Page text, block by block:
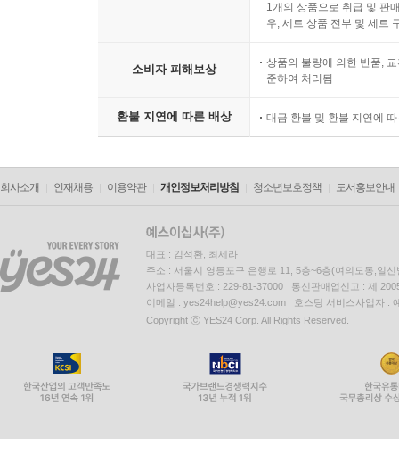
1개의 상품으로 취급 및 판
우, 세트 상품 전부 및 세트
소비자 피해보상
상품의 불량에 의한 반품,
준하여 처리됨
환불 지연에 따른 배상 대금 환불 및 환불 지연에
회사소개 인재채용 이용약관 개인정보처리방침 청소년보호정책 도서홍보안내
대표 : 김석환, 최세라
주소 : 서울시 영등포구 은행로 11, 5층~6층(여의도동,일신
사업자등록번호 : 229-81-37000 통신판매업신고 : 제
이메일 : yes24help@yes24.com 호스팅 서비스사업자 :
Copyright ⓒ YES24 Corp. All Rights Reserved.